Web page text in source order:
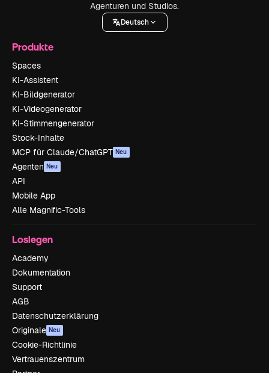
Agenturen und Studios.
Deutsch
Produkte
Spaces
KI-Assistent
KI-Bildgenerator
KI-Videogenerator
KI-Stimmengenerator
Stock-Inhalte
MCP für Claude/ChatGPT Neu
Agenten Neu
API
Mobile App
Alle Magnific-Tools
Loslegen
Academy
Dokumentation
Support
AGB
Datenschutzerklärung
Originale Neu
Cookie-Richtlinie
Vertrauenszentrum